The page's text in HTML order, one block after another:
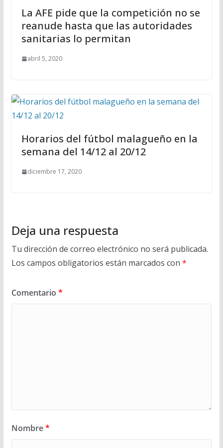
La AFE pide que la competición no se
reanude hasta que las autoridades
sanitarias lo permitan
abril 5, 2020
Horarios del fútbol malagueño en la
semana del 14/12 al 20/12
diciembre 17, 2020
Deja una respuesta
Tu dirección de correo electrónico no será publicada.
Los campos obligatorios están marcados con *
Comentario *
Nombre*